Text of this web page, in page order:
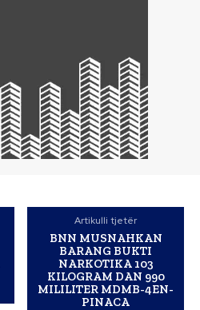
Artikulli tjetër
BNN MUSNAHKAN
BARANG BUKTI
NARKOTIKA 103
KILOGRAM DAN 990
MILILITER MDMB-4EN-
PINACA